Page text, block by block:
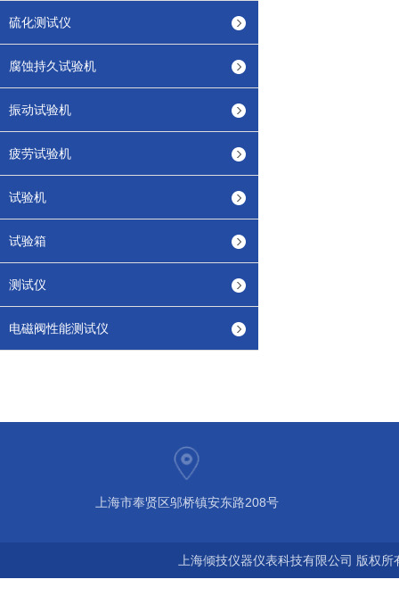
硫化测试仪
腐蚀持久试验机
振动试验机
疲劳试验机
试验机
试验箱
测试仪
电磁阀性能测试仪
上海市奉贤区邬桥镇安东路208号
上海倾技仪器仪表科技有限公司 版权